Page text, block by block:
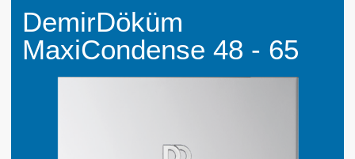
DemirDöküm
MaxiCondense 48 - 65